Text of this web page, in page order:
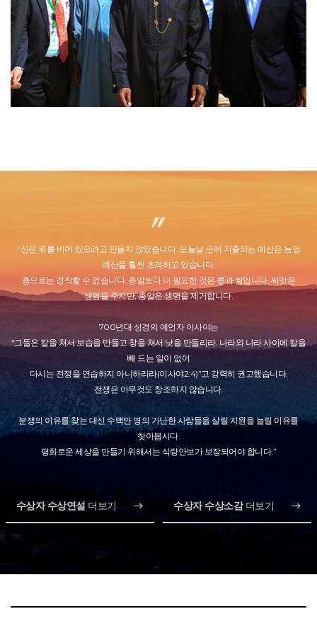
“신은 위를 비어 있으라고 만들지 않았습니다. 오늘날 군에 지출되는 예산은 농업
예산을 훨씬 초과하고 있습니다.
총으로는 경작할 수 없습니다. 총알보다 더 필요한 것은 콩과 쌀입니다. 씨앗은
생명을 주지만, 총알은 생명을 제거합니다.
700년대 성경의 예언자 이사야는
“그들은 칼을 쳐서 보습을 만들고 창을 쳐서 낫을 만들리라. 나라와 나라 사이에 칼을
빼 드는 일이 없어
다시는 전쟁을 연습하지 아니하리라(이사야2:4)”고 강력히 권고했습니다.
전쟁은 아무것도 창조하지 않습니다.
분쟁의 이유를 찾는 대신 수백만 명의 가난한 사람들을 살릴 지원을 늘릴 이유를
찾아봅시다.
평화로운 세상을 만들기 위해서는 식량안보가 보장되어야 합니다.”
수상자 수상연설 더보기 수상자 수상소감더보기